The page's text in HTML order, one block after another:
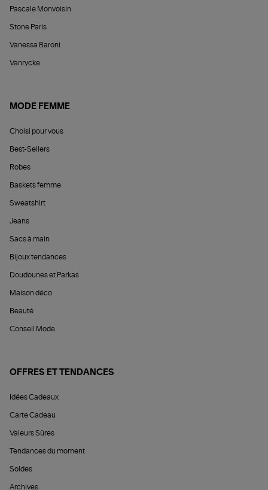
Pascale Monvoisin
Stone Paris
Vanessa Baroni
Vanrycke
MODE FEMME
Choisi pour vous
Best-Sellers
Robes
Baskets femme
Sweatshirt
Jeans
Sacs à main
Bijoux tendances
Doudounes et Parkas
Maison déco
Beauté
Conseil Mode
OFFRES ET TENDANCES
Idées Cadeaux
Carte Cadeau
Valeurs Sûres
Tendances du moment
Soldes
Archives